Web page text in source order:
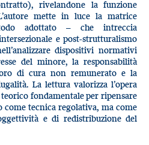
rivelandone la funzione
mette in luce la matrice
adottato – che intreccia
e post-strutturalismo
dispositivi normativi
del minore, la responsabilità
di cura non remunerato e la
La lettura valorizza l’opera
fondamentale per ripensare
tecnica regolativa, ma come
e di redistribuzione del